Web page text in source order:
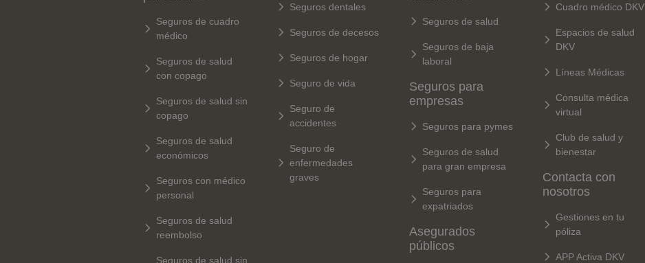
Seguros de cuadro
médico
Seguros de salud
con copago
Seguros de salud sin
copago
Seguros de salud
económicos
Seguros con médico
personal
Seguros de salud
reembolso
Seguros de salud sin
Seguros dentales
Seguros de decesos
Seguros de hogar
Seguro de vida
Seguro de
accidentes
Seguro de
enfermedades
graves
Seguros de salud
Seguros de baja
laboral
Seguros para
empresas
Seguros para pymes
Seguros de salud
para gran empresa
Seguros para
expatriados
Asegurados
públicos
Cuadro médico DKV
Espacios de salud
DKV
Líneas Médicas
Consulta médica
virtual
Club de salud y
bienestar
Contacta con
nosotros
Gestiones en tu
póliza
APP Activa DKV